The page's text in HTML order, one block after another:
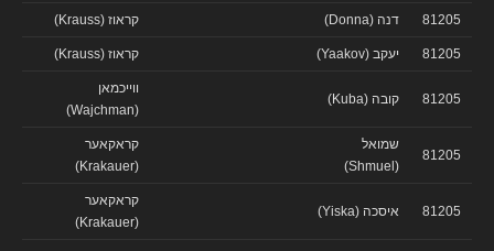
81205 דנה (Donna) קראוז (Krauss)
81205 יעקב (Yaakov) קראוז (Krauss)
81205 קובה (Kuba)
ווייכמאן
(Wajchman)
81205
שמואל
(Shmuel)
קראקאער
(Krakauer)
81205 איסכה (Yiska)
קראקאער
(Krakauer)